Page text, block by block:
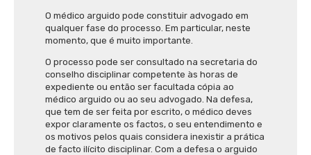
O médico arguido pode constituir advogado em
qualquer fase do processo. Em particular, neste
momento, que é muito importante.
O processo pode ser consultado na secretaria do
conselho disciplinar competente às horas de
expediente ou então ser facultada cópia ao
médico arguido ou ao seu advogado. Na defesa,
que tem de ser feita por escrito, o médico deves
expor claramente os factos, o seu entendimento e
os motivos pelos quais considera inexistir a prática
de facto ilícito disciplinar. Com a defesa o arguido